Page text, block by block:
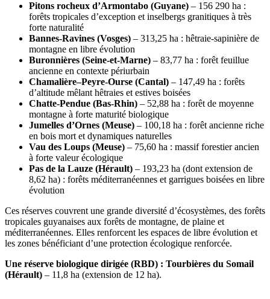
Pitons rocheux d’Armontabo (Guyane) – 156 290 ha :
forêts tropicales d’exception et inselbergs granitiques à très
forte naturalité
Bannes-Ravines (Vosges) – 313,25 ha : hêtraie-sapinière de
montagne en libre évolution
Buronnières (Seine-et-Marne) – 83,77 ha : forêt feuillue
ancienne en contexte périurbain
Chamalière–Peyre-Ourse (Cantal) – 147,49 ha : forêts
d’altitude mêlant hêtraies et estives boisées
Chatte-Pendue (Bas-Rhin) – 52,88 ha : forêt de moyenne
montagne à forte maturité biologique
Jumelles d’Ornes (Meuse) – 100,18 ha : forêt ancienne riche
en bois mort et dynamiques naturelles
Vau des Loups (Meuse) – 75,60 ha : massif forestier ancien
à forte valeur écologique
Pas de la Lauze (Hérault) – 193,23 ha (dont extension de
8,62 ha) : forêts méditerranéennes et garrigues boisées en libre
évolution
Ces réserves couvrent une grande diversité d’écosystèmes, des forêts
tropicales guyanaises aux forêts de montagne, de plaine et
méditerranéennes. Elles renforcent les espaces de libre évolution et
les zones bénéficiant d’une protection écologique renforcée.
Une réserve biologique dirigée (RBD) : Tourbières du Somail
(Hérault) – 11,8 ha (extension de 12 ha).